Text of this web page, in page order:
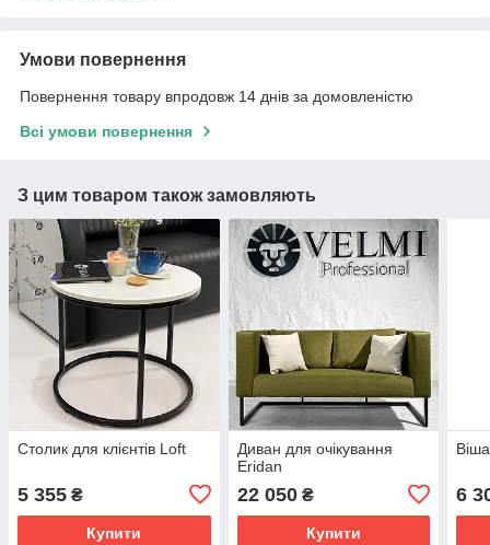
Умови повернення
Повернення товару впродовж 14 днів за домовленістю
Всі умови повернення
З цим товаром також замовляють
Столик для клієнтів Loft
5 355 ₴
Купити
Диван для очікування
Eridan
22 050₴
Купити
6